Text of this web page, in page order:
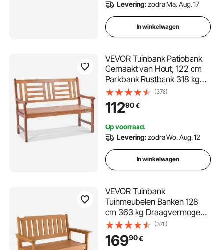
Levering:zodra Ma. Aug. 17
In winkelwagen
VEVOR Tuinbank Patiobank
Gemaakt van Hout, 122 cm
Parkbank Rustbank 318 kg
Draagvermogen, 3-persoons
tuin- en parkbank met
rugleuning en armleuningen,
tuin, veranda etc.
(378)
11290€
Op voorraad.
Levering:zodra Wo. Aug. 12
In winkelwagen
VEVOR Tuinbank
Tuinmeubelen Banken 128
cm 363 kg Draagvermogen
voor 2-3 personen,
Weerbestendig kunststof
frame met rugleuning en
(378)
16990€